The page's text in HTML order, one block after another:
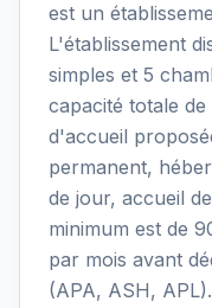
est un
L'établissement
simples et 5
capacité totale
d'accueil
permanent,
de jour, accueil
minimum est de
par mois avant
(APA, ASH,